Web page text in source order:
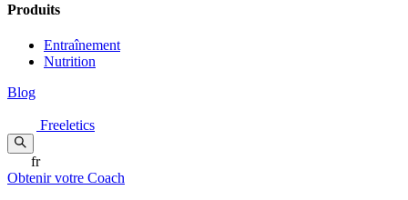
Produits
Entraînement
Nutrition
Blog
Freeletics
fr
Obtenir votre Coach